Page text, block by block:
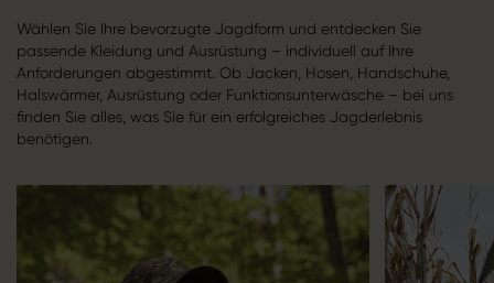
Wählen Sie Ihre bevorzugte Jagdform und entdecken Sie
passende Kleidung und Ausrüstung – individuell auf Ihre
Anforderungen abgestimmt. Ob Jacken, Hosen, Handschuhe,
Halswärmer, Ausrüstung oder Funktionsunterwäsche – bei uns
finden Sie alles, was Sie für ein erfolgreiches Jagderlebnis
benötigen.